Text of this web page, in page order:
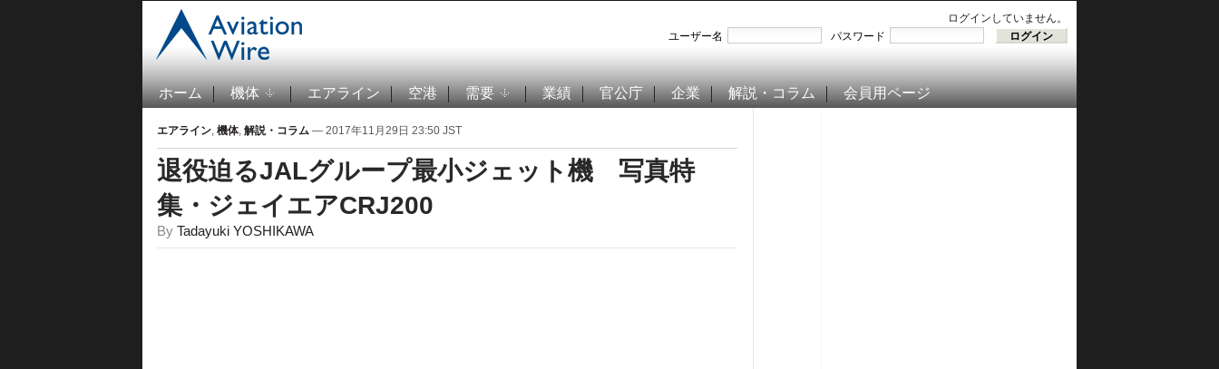
ログインしていません。
ユーザー名
パスワード
ホーム 機体 エアライン 空港 需要 業績 官公庁 企業 解説・コラム 会員用ページ
エアライン, 機体, 解説・コラム — 2017年11月29日 23:50 JST
退役迫るJALグループ最小ジェット機 写真特
集・ジェイエアCRJ200
By Tadayuki YOSHIKAWA